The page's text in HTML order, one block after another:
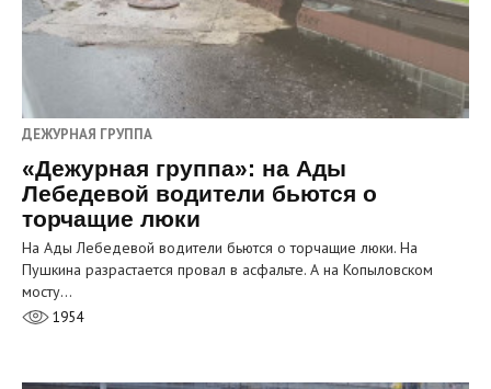
ДЕЖУРНАЯ ГРУППА
«Дежурная группа»: на Ады
Лебедевой водители бьются о
торчащие люки
На Ады Лебедевой водители бьются о торчащие люки. На
Пушкина разрастается провал в асфальте. А на Копыловском
мосту…
1954